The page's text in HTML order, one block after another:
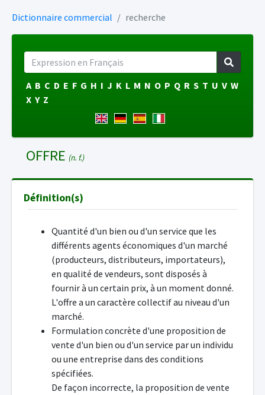
Dictionnaire commercial recherche
A B C D E F G H I J K L M N O P Q R S T U V W
X Y Z
OFFRE (n. f.)
Définition(s)
Quantité d'un bien ou d'un service que les
différents agents économiques d'un marché
(producteurs, distributeurs, importateurs),
en qualité de vendeurs, sont disposés à
fournir à un certain prix, à un moment donné.
L'offre a un caractère collectif au niveau d'un
marché.
Formulation concrète d'une proposition de
vente d'un bien ou d'un service par un individu
ou une entreprise dans des conditions
spécifiées.
De façon incorrecte, la proposition de vente